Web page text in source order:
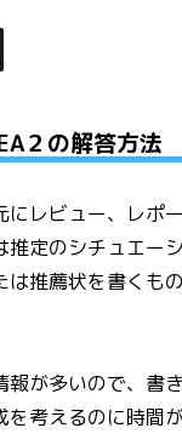
２の解答方法
にレビュー、レポ
推定のシチュエー
は推薦状を書くも
報が多いので、書
を考えるのに時間